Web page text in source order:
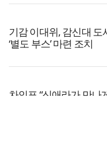
기감 이대위, 감신대 도
‘별도 부스’ 마련 조치
차인표 “신애라가 만나